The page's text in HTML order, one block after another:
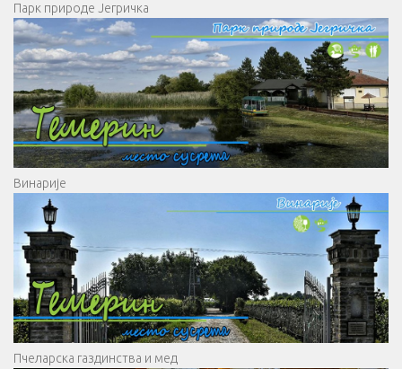
Парк природе Јегричка
Винарије
Пчеларска газдинства и мед